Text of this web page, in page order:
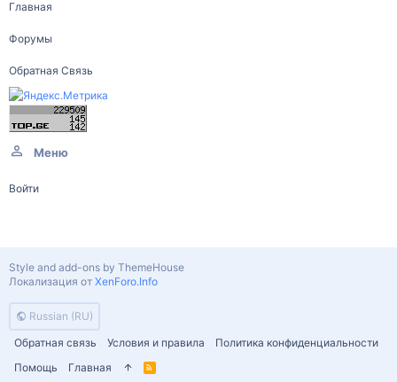
Главная
Форумы
Обратная Связь
Меню
Войти
Russian (RU)
Обратная связь
Условия и правила
Политика конфиденциальности
Помощь
Главная
R
Style and add-ons by ThemeHouse
Локализация от XenForo.Info